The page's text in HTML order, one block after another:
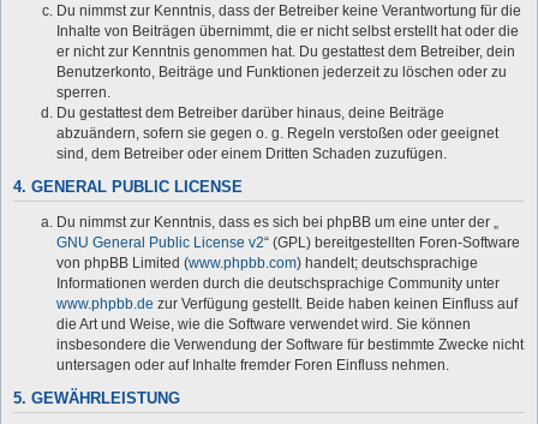
Du nimmst zur Kenntnis, dass der Betreiber keine Verantwortung für die
Inhalte von Beiträgen übernimmt, die er nicht selbst erstellt hat oder die
er nicht zur Kenntnis genommen hat. Du gestattest dem Betreiber, dein
Benutzerkonto, Beiträge und Funktionen jederzeit zu löschen oder zu
sperren.
Du gestattest dem Betreiber darüber hinaus, deine Beiträge
abzuändern, sofern sie gegen o. g. Regeln verstoßen oder geeignet
sind, dem Betreiber oder einem Dritten Schaden zuzufügen.
4. GENERAL PUBLIC LICENSE
Du nimmst zur Kenntnis, dass es sich bei phpBB um eine unter der „
GNU General Public License v2“ (GPL) bereitgestellten Foren-Software
von phpBB Limited (www.phpbb.com) handelt; deutschsprachige
Informationen werden durch die deutschsprachige Community unter
www.phpbb.de zur Verfügung gestellt. Beide haben keinen Einfluss auf
die Art und Weise, wie die Software verwendet wird. Sie können
insbesondere die Verwendung der Software für bestimmte Zwecke nicht
untersagen oder auf Inhalte fremder Foren Einfluss nehmen.
5. GEWÄHRLEISTUNG